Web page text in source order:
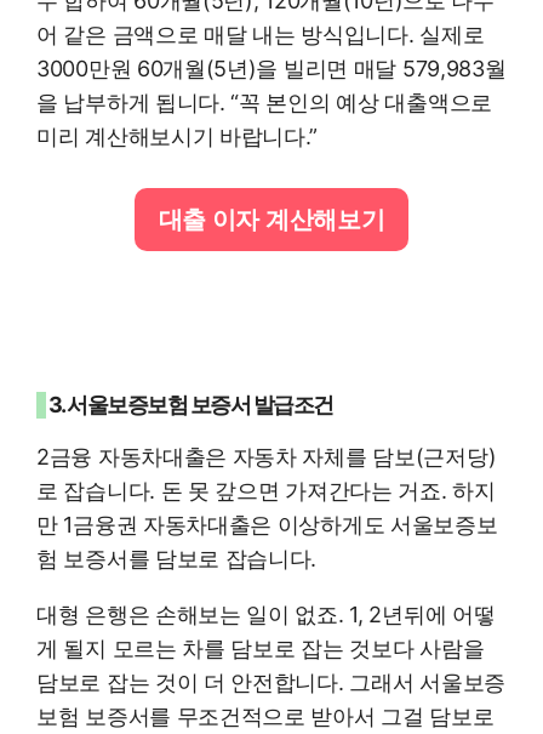
어 같은 금액으로 매달 내는 방식입니다. 실제로
3000만원 60개월(5년)을 빌리면 매달 579,983월
을 납부하게 됩니다. “꼭 본인의 예상 대출액으로
미리 계산해보시기 바랍니다.”
대출 이자 계산해보기
3. 서울보증보험 보증서 발급조건
2금융 자동차대출은 자동차 자체를 담보(근저당)
로 잡습니다. 돈 못 갚으면 가져간다는 거죠. 하지
만 1금융권 자동차대출은 이상하게도 서울보증보
험 보증서를 담보로 잡습니다.
대형 은행은 손해보는 일이 없죠. 1, 2년뒤에 어떻
게 될지 모르는 차를 담보로 잡는 것보다 사람을
담보로 잡는 것이 더 안전합니다. 그래서 서울보증
보험 보증서를 무조건적으로 받아서 그걸 담보로